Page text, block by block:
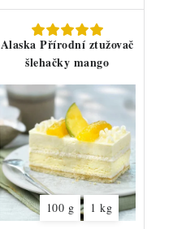
Alaska Přírodní ztužovač
šlehačky mango
100 g 1 kg